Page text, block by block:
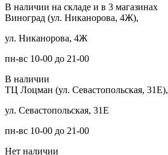
В наличии на складе и в 3 магазинах
Виноград (ул. Никанорова, 4Ж),
ул. Никанорова, 4Ж
пн-вс 10-00 до 21-00
В наличии
ТЦ Лоцман (ул. Севастопольская, 31Е),
ул. Севастопольская, 31Е
пн-вс 10-00 до 21-00
Нет наличии